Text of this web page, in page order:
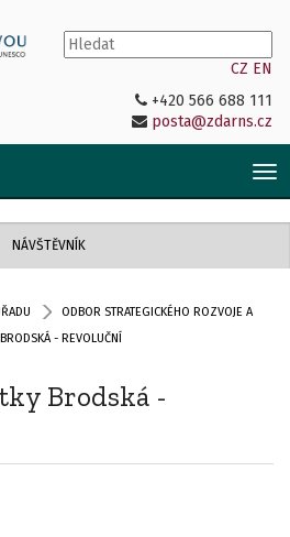
CZ EN
+420 566 688 111
posta@zdarns.cz
NÁVŠTĚVNÍK
ODBOR STRATEGICKÉHO ROZVOJE A
- REVOLUČNÍ
Brodská -